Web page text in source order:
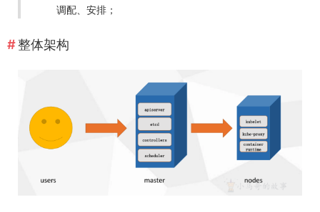
调配、安排；
整体架构